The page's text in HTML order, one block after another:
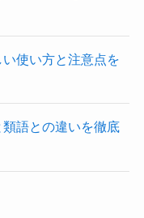
使い方と注意点を
語との違いを徹底